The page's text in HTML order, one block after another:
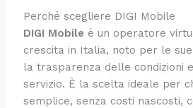
Perché scegliere DIGI Mobile
DIGI Mobile è un operatore
crescita in Italia, noto per le
la trasparenza delle condizioni
servizio. È la scelta ideale per
semplice, senza costi nascosti,